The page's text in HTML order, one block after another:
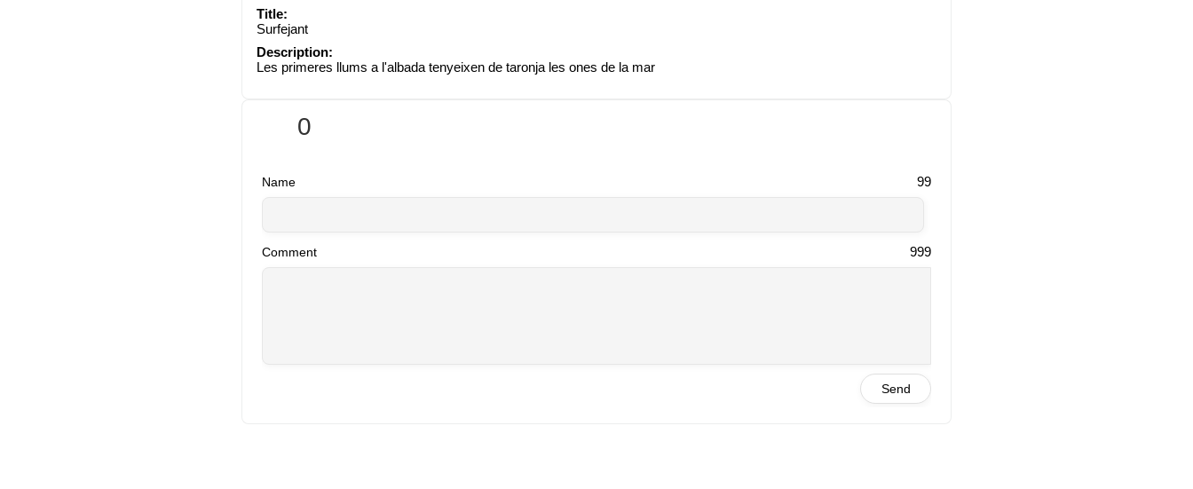
Title:
Surfejant
Description:
Les primeres llums a l'albada tenyeixen de taronja les ones de la mar
0
Name 99
Comment 999
Send